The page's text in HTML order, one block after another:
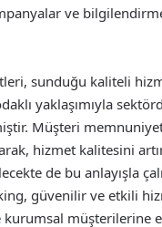
ve
sunduğu kaliteli
yaklaşımıyla
Müşteri
hizmet kalitesini
de bu anlayışla
güvenilir ve etkili
kurumsal müşterilerine